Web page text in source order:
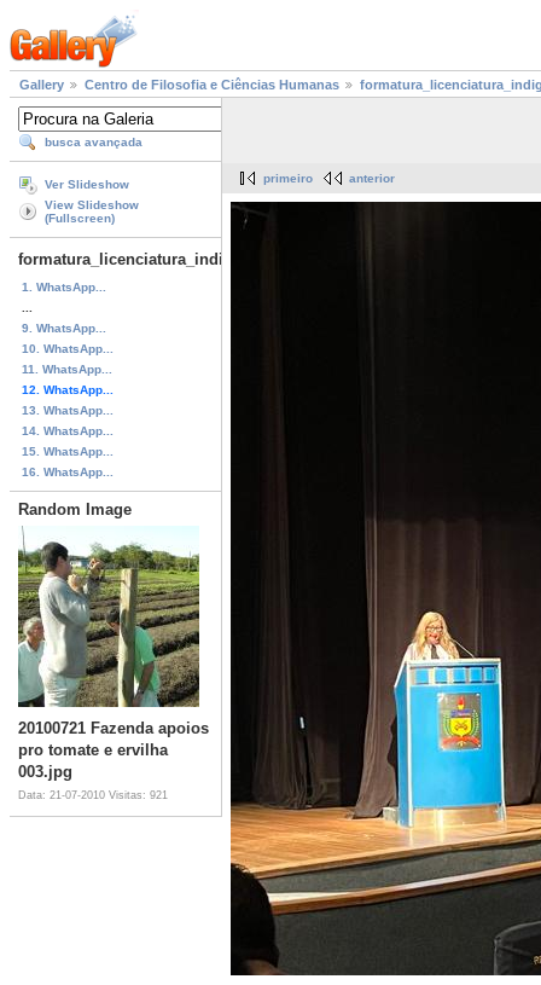
Gallery Centro de Filosofia e Ciências Humanas
busca avançada
Ver Slideshow
View Slideshow
(Fullscreen)
formatura_licenciatura_indigena
1. WhatsApp...
9. WhatsApp...
10. WhatsApp...
11. WhatsApp...
12. WhatsApp...
13. WhatsApp...
14. WhatsApp...
15. WhatsApp...
16. WhatsApp...
Random Image
20100721 Fazenda apoios
pro tomate e ervilha
003.jpg
Data: 21-07-2010 Visitas: 921
primeiro anterior